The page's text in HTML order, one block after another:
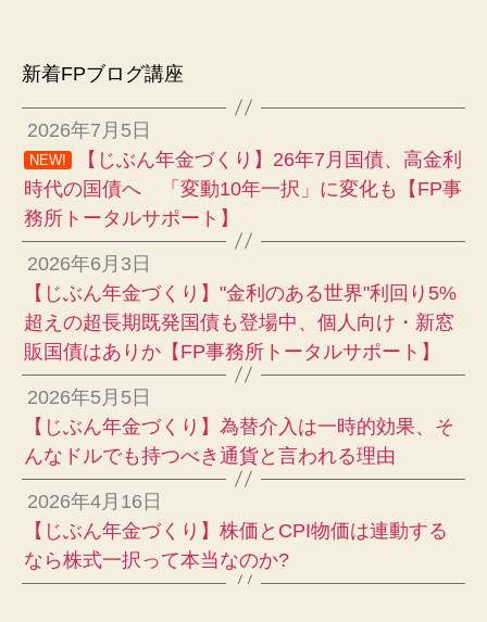
新着FPブログ講座
2026年7月5日
NEW!
【じぶん年金づくり】26年7月国債、高金利
時代の国債へ 「変動10年一択」に変化も【FP事
務所トータルサポート】
2026年6月3日
【じぶん年金づくり】"金利のある世界"利回り5%
超えの超長期既発国債も登場中、個人向け・新窓
販国債はありか【FP事務所トータルサポート】
2026年5月5日
【じぶん年金づくり】為替介入は一時的効果、そ
んなドルでも持つべき通貨と言われる理由
2026年4月16日
【じぶん年金づくり】株価とCPI物価は連動する
なら株式一択って本当なのか?